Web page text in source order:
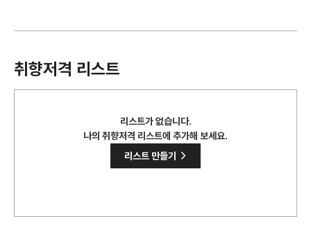
취향저격 리스트
리스트가 없습니다.
나의 취향저격 리스트에 추가해 보세요.
리스트 만들기 >